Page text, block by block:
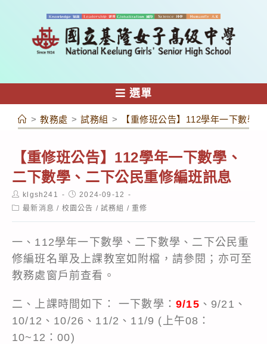
容
選單
> 教務處 > 試務組 > 【重修班公告】112學年一下數學
【重修班公告】112學年一下數學、
二下數學、二下公民重修編班訊息
Post
author:
klgsh241
Post
published:
2024-09-12
Post最新消息 / 校園公告 / 試務組 / 重修
一、112學年一下數學、二下數學、二下公民重
修編班名單及上課教室如附檔，請參閱；亦可至
教務處窗戶前查看。
二、上課時間如下： 一下數學： 9/15 、9/21、
10/12、10/26、11/2、11/9 (上午08：
10~12：00)